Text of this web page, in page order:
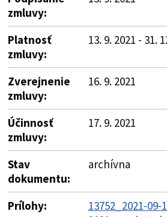
zmluvy:
Platnosť
zmluvy:
13. 9. 2021 - 31.
Zverejnenie
zmluvy:
16. 9. 2021
Účinnosť
zmluvy:
17. 9. 2021
Stav
dokumentu:
archívna
Prílohy:
13752_2021-